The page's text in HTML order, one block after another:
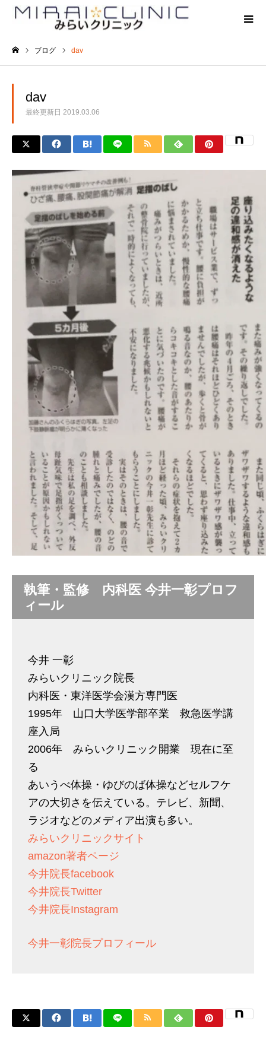
ブログ dav
dav
最終更新日 2019.03.06
執筆・監修 内科医 今井一彰プロフ
ィール
今井 一彰
みらいクリニック院長
内科医・東洋医学会漢方専門医
1995年 山口大学医学部卒業 救急医学講
座入局
2006年 みらいクリニック開業 現在に至
る
あいうべ体操・ゆびのば体操などセルフケ
アの大切さを伝えている。テレビ、新聞、
ラジオなどのメディア出演も多い。
みらいクリニックサイト
amazon著者ページ
今井院長facebook
今井院長Twitter
今井院長Instagram
今井一彰院長プロフィール